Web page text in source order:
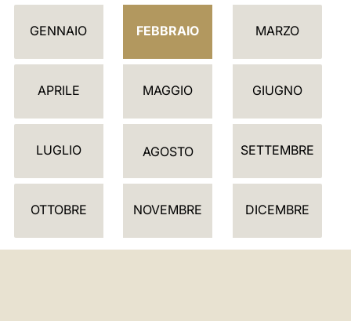
C
L
D
R
GENNAIO FEBBRAIO MARZO
APRILE MAGGIO GIUGNO
LUGLIO AGOSTO SETTEMBRE
OTTOBRE NOVEMBRE DICEMBRE